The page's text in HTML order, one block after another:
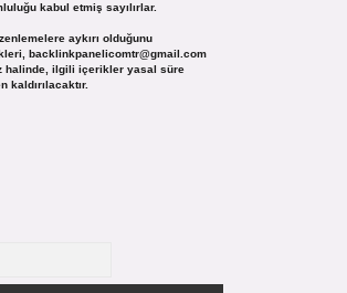
kabul etmiş sayılırlar.
aykırı olduğunu
backlinkpanelicomtr@gmail.com
halinde, ilgili içerikler yasal süre
kaldırılacaktır.